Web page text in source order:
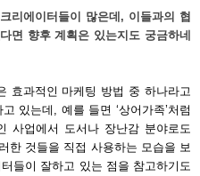
리에이터들이 많은데, 이들과의 협
면 향후 계획은 있는지도 궁금하네
효과적인 마케팅 방법 중 하나라고
있는데, 예를 들면 ‘상어가족’처럼
사업에서 도서나 장난감 분야로도
한 것들을 직접 사용하는 모습을 보
들이 잘하고 있는 점을 참고하기도